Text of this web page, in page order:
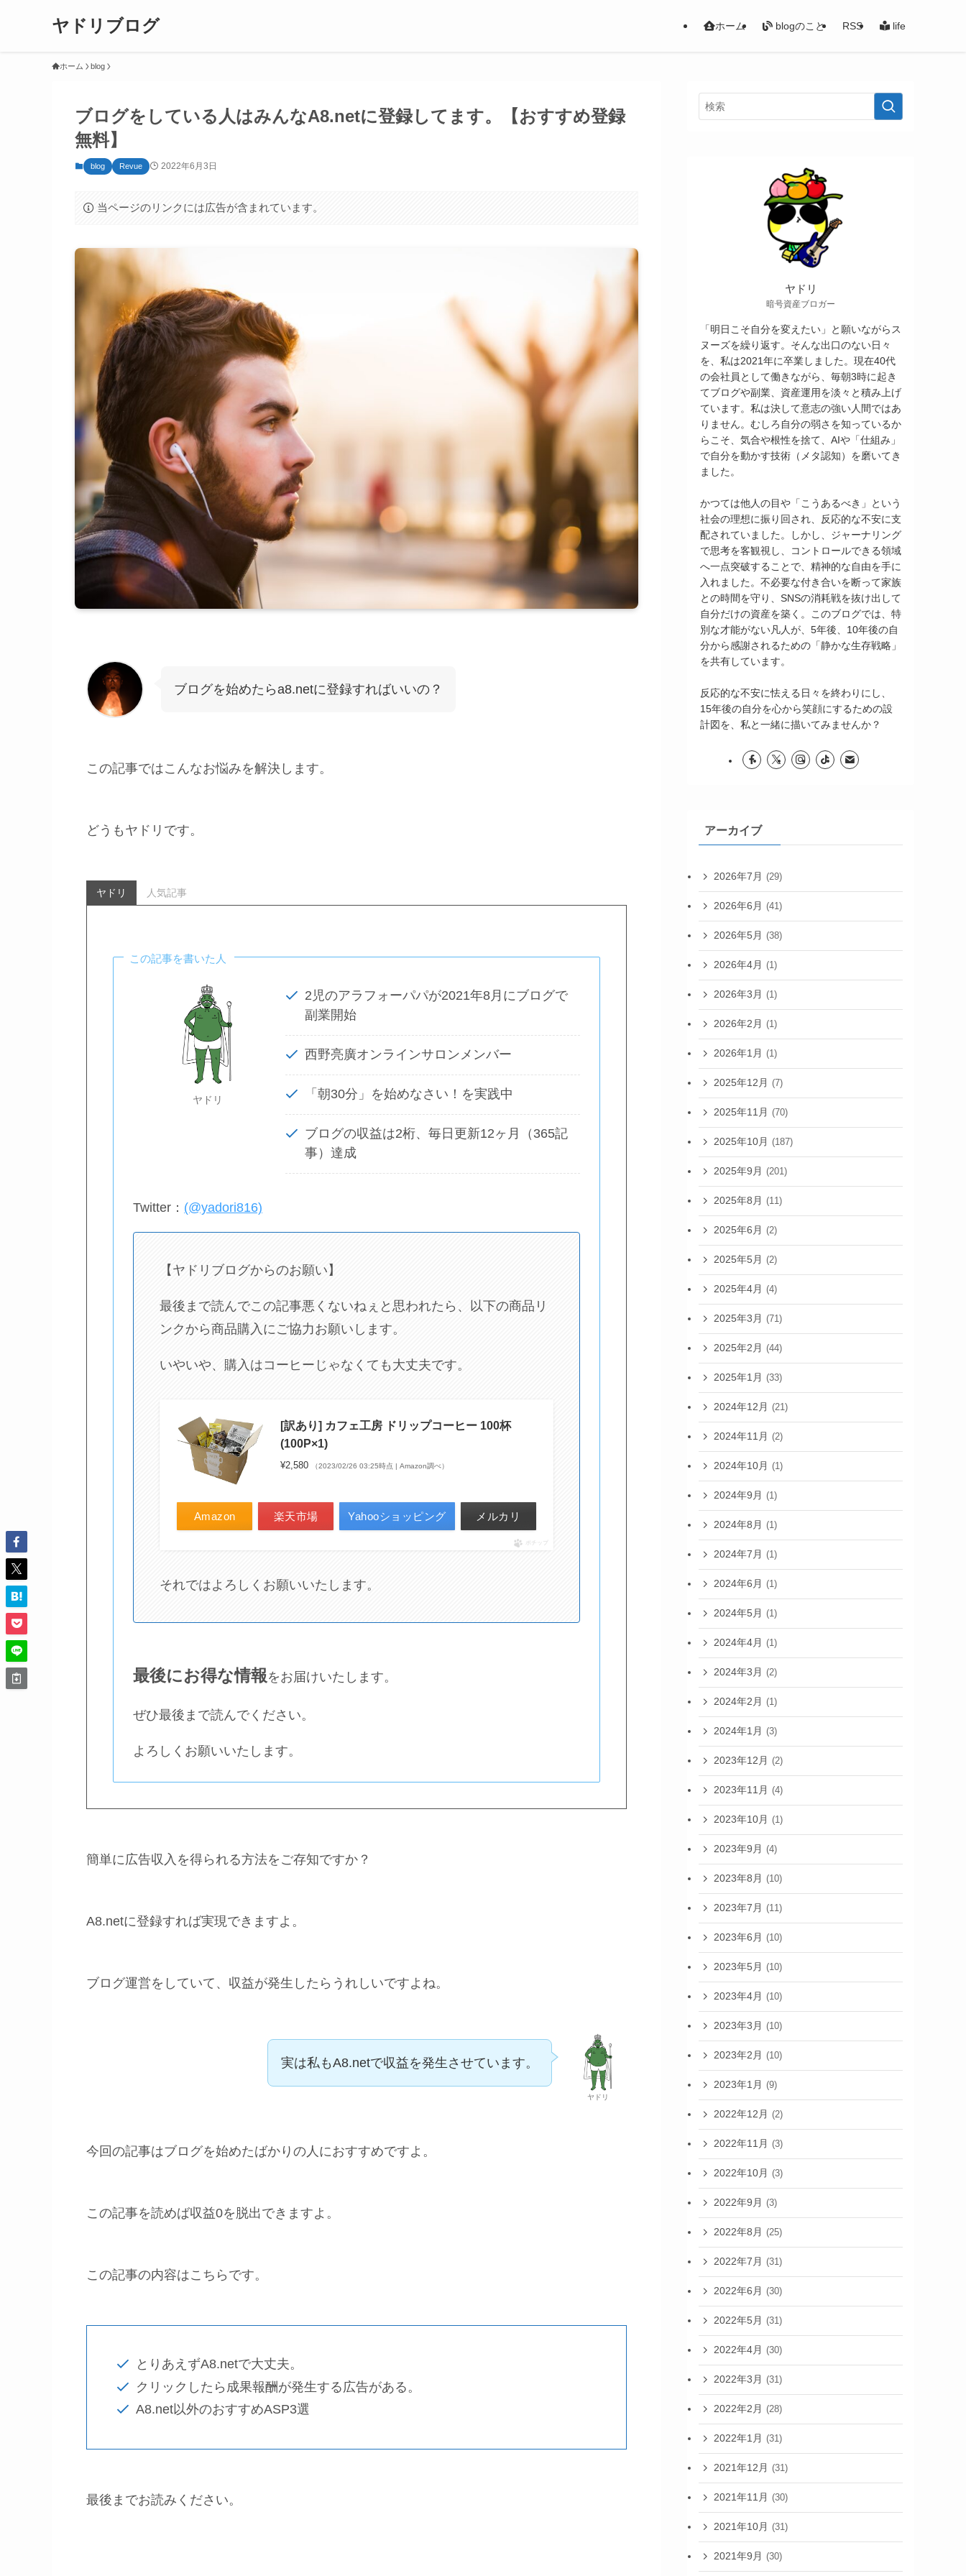
ヤドリブログ ホーム blogのこと RSS life
ホーム blog
ブログをしている人はみんなA8.netに登録してます。【おすすめ登録
無料】
blog Revue 2022年6月3日
当ページのリンクには広告が含まれています。
ブログを始めたらa8.netに登録すればいいの？
この記事ではこんなお悩みを解決します。
どうもヤドリです。
ヤドリ 人気記事
この記事を書いた人
ヤドリ
2児のアラフォーパパが2021年8月にブログで
副業開始
西野亮廣オンラインサロンメンバー
「朝30分」を始めなさい！を実践中
ブログの収益は2桁、毎日更新12ヶ月（365記
事）達成
Twitter： (@yadori816)
【ヤドリブログからのお願い】
最後まで読んでこの記事悪くないねぇと思われたら、以下の商品リ
ンクから商品購入にご協力お願いします。
いやいや、購入はコーヒーじゃなくても大丈夫です。
[訳あり] カフェ工房 ドリップコーヒー 100杯
(100P×1)
¥2,580 （2023/02/26 03:25時点 | Amazon調べ）
Amazon 楽天市場 Yahooショッピング メルカリ
ポチップ
それではよろしくお願いいたします。
最後にお得な情報をお届けいたします。
ぜひ最後まで読んでください。
よろしくお願いいたします。
簡単に広告収入を得られる方法をご存知ですか？
A8.netに登録すれば実現できますよ。
ブログ運営をしていて、収益が発生したらうれしいですよね。
ヤドリ
実は私もA8.netで収益を発生させています。
今回の記事はブログを始めたばかりの人におすすめですよ。
この記事を読めば収益0を脱出できますよ。
この記事の内容はこちらです。
とりあえずA8.netで大丈夫。
クリックしたら成果報酬が発生する広告がある。
A8.net以外のおすすめASP3選
最後までお読みください。
ヤドリ
暗号資産ブロガー
「明日こそ自分を変えたい」と願いながらス
ヌーズを繰り返す。そんな出口のない日々
を、私は2021年に卒業しました。現在40代
の会社員として働きながら、毎朝3時に起き
てブログや副業、資産運用を淡々と積み上げ
ています。私は決して意志の強い人間ではあ
りません。むしろ自分の弱さを知っているか
らこそ、気合や根性を捨て、AIや「仕組み」
で自分を動かす技術（メタ認知）を磨いてき
ました。
かつては他人の目や「こうあるべき」という
社会の理想に振り回され、反応的な不安に支
配されていました。しかし、ジャーナリング
で思考を客観視し、コントロールできる領域
へ一点突破することで、精神的な自由を手に
入れました。不必要な付き合いを断って家族
との時間を守り、SNSの消耗戦を抜け出して
自分だけの資産を築く。このブログでは、特
別な才能がない凡人が、5年後、10年後の自
分から感謝されるための「静かな生存戦略」
を共有しています。
反応的な不安に怯える日々を終わりにし、
15年後の自分を心から笑顔にするための設
計図を、私と一緒に描いてみませんか？
アーカイブ
2026年7月 (29)
2026年6月 (41)
2026年5月 (38)
2026年4月 (1)
2026年3月 (1)
2026年2月 (1)
2026年1月 (1)
2025年12月 (7)
2025年11月 (70)
2025年10月 (187)
2025年9月 (201)
2025年8月 (11)
2025年6月 (2)
2025年5月 (2)
2025年4月 (4)
2025年3月 (71)
2025年2月 (44)
2025年1月 (33)
2024年12月 (21)
2024年11月 (2)
2024年10月 (1)
2024年9月 (1)
2024年8月 (1)
2024年7月 (1)
2024年6月 (1)
2024年5月 (1)
2024年4月 (1)
2024年3月 (2)
2024年2月 (1)
2024年1月 (3)
2023年12月 (2)
2023年11月 (4)
2023年10月 (1)
2023年9月 (4)
2023年8月 (10)
2023年7月 (11)
2023年6月 (10)
2023年5月 (10)
2023年4月 (10)
2023年3月 (10)
2023年2月 (10)
2023年1月 (9)
2022年12月 (2)
2022年11月 (3)
2022年10月 (3)
2022年9月 (3)
2022年8月 (25)
2022年7月 (31)
2022年6月 (30)
2022年5月 (31)
2022年4月 (30)
2022年3月 (31)
2022年2月 (28)
2022年1月 (31)
2021年12月 (31)
2021年11月 (30)
2021年10月 (31)
2021年9月 (30)